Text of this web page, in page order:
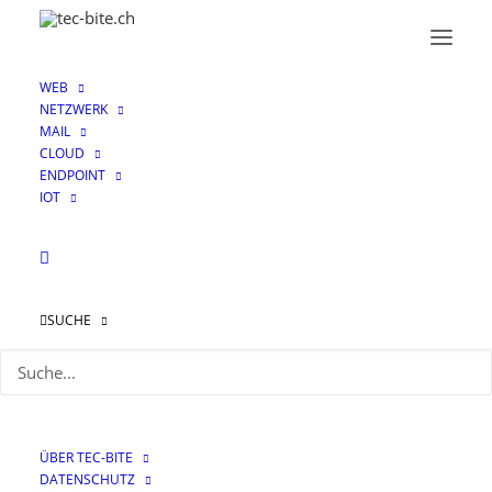
WEB
NETZWERK
MAIL
CLOUD
ENDPOINT
IOT
SUCHE
ÜBER TEC-BITE
DATENSCHUTZ